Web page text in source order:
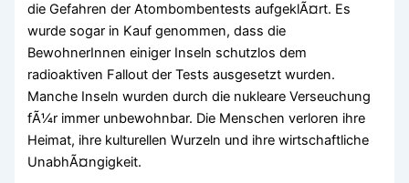
die Gefahren der Atombombentests aufgeklÃ¤rt. Es
wurde sogar in Kauf genommen, dass die
BewohnerInnen einiger Inseln schutzlos dem
radioaktiven Fallout der Tests ausgesetzt wurden.
Manche Inseln wurden durch die nukleare Verseuchung
fÃ¼r immer unbewohnbar. Die Menschen verloren ihre
Heimat, ihre kulturellen Wurzeln und ihre wirtschaftliche
UnabhÃ¤ngigkeit.